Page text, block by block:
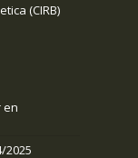
(CIRB)
en
2025